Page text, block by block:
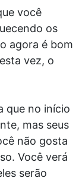
você
os
agora é bom
vez, o
que no início
mas seus
não gosta
Você verá
serão